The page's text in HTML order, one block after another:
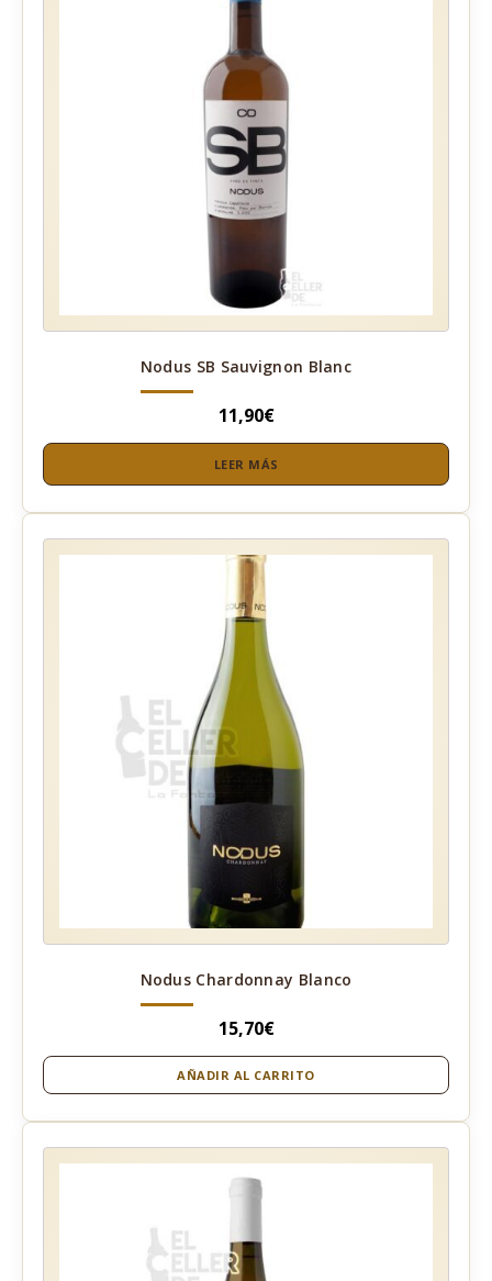
Nodus SB Sauvignon Blanc
11,90€
LEER MÁS
Nodus Chardonnay Blanco
15,70€
AÑADIR AL CARRITO